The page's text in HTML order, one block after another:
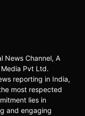
News Channel, A
Pvt Ltd.
reporting in India,
most respected
lies in
and engaging